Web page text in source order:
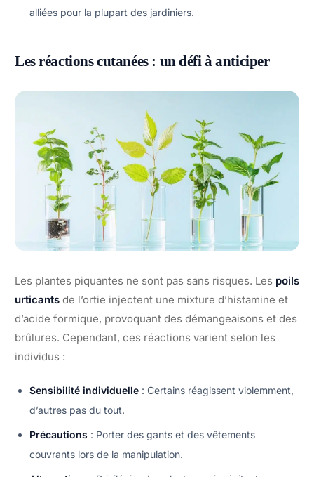
alliées pour la plupart des jardiniers.
Les réactions cutanées : un défi à anticiper
Les plantes piquantes ne sont pas sans risques. Les poils
urticants de l’ortie injectent une mixture d’histamine et
d’acide formique, provoquant des démangeaisons et des
brûlures. Cependant, ces réactions varient selon les
individus :
Sensibilité individuelle : Certains réagissent violemment,
d’autres pas du tout.
Précautions : Porter des gants et des vêtements
couvrants lors de la manipulation.